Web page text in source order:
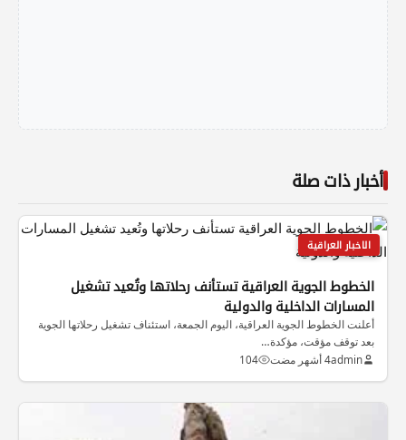
أخبار ذات صلة
الاخبار العراقية
الخطوط الجوية العراقية تستأنف رحلاتها وتُعيد تشغيل
المسارات الداخلية والدولية
أعلنت الخطوط الجوية العراقية، اليوم الجمعة، استئناف تشغيل رحلاتها الجوية
بعد توقف مؤقت، مؤكدة…
admin4 أشهر مضت 104